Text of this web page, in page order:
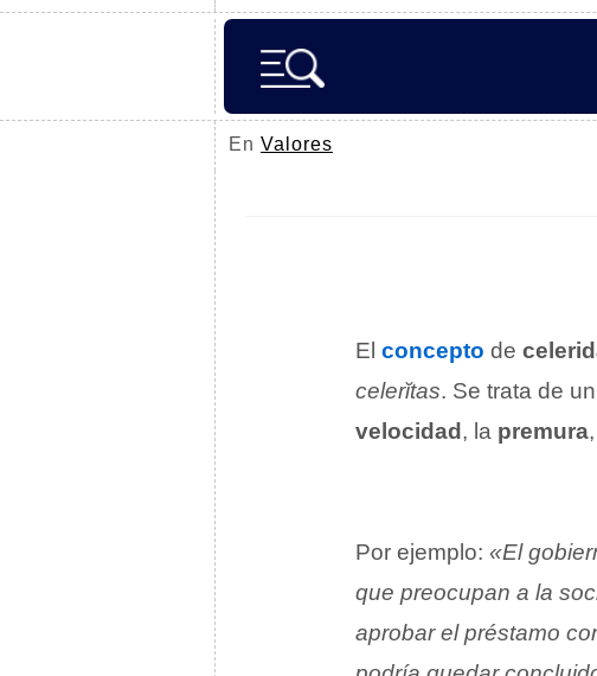
En Valores
El concepto de
celerĭtas. Se trata de
velocidad , la premura
Por ejemplo: «El
que preocupan a la
aprobar el préstamo